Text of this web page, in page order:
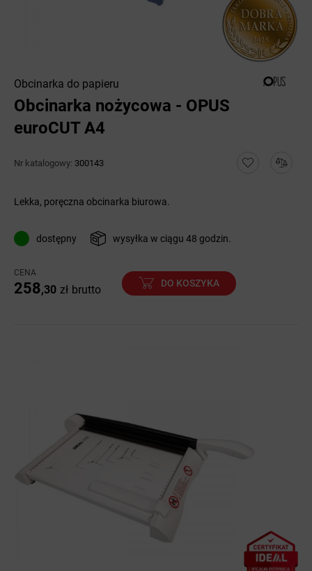
Obcinarka do papieru
Obcinarka nożycowa - OPUS
euroCUT A4
Nr katalogowy: 300143
Lekka, poręczna obcinarka biurowa.
dostępny wysyłka w ciągu 48 godzin.
CENA
258,30 zł brutto
DO KOSZYKA